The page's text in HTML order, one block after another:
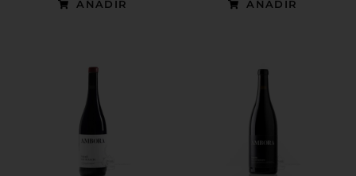
AÑADIR AÑADIR